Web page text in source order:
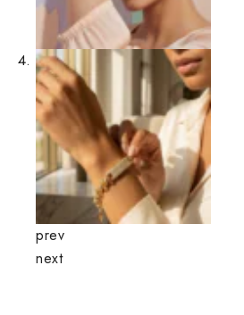
prev
next